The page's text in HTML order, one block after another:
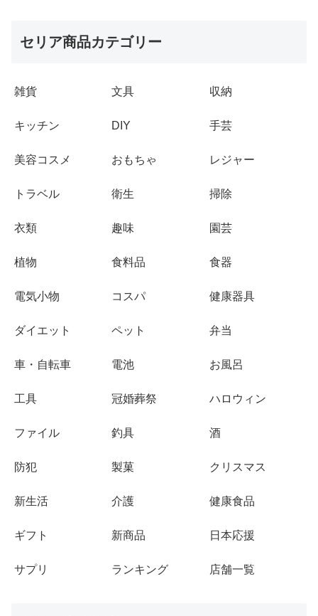
セリア商品カテゴリー
雑貨 文具 収納
キッチン DIY 手芸
美容コスメ おもちゃ レジャー
トラベル 衛生 掃除
衣類 趣味 園芸
植物 食料品 食器
電気小物 コスパ 健康器具
ダイエット ペット 弁当
車・自転車 電池 お風呂
工具 冠婚葬祭 ハロウィン
ファイル 釣具 酒
防犯 製菓 クリスマス
新生活 介護 健康食品
ギフト 新商品 日本応援
サプリ ランキング 店舗一覧